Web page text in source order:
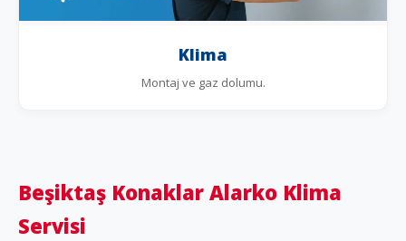
Klima
Montaj ve gaz dolumu.
Beşiktaş Konaklar Alarko Klima
Servisi